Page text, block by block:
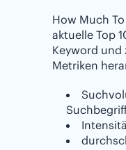
How Much
aktuelle Top
Keyword und
Metriken